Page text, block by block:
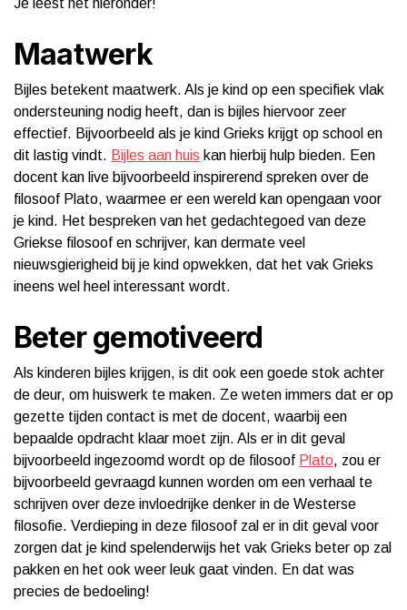
Maatwerk
Bijles betekent maatwerk. Als je kind op een specifiek vlak
ondersteuning nodig heeft, dan is bijles hiervoor zeer
effectief. Bijvoorbeeld als je kind Grieks krijgt op school en
dit lastig vindt. Bijles aan huis kan hierbij hulp bieden. Een
docent kan live bijvoorbeeld inspirerend spreken over de
filosoof Plato, waarmee er een wereld kan opengaan voor
je kind. Het bespreken van het gedachtegoed van deze
Griekse filosoof en schrijver, kan dermate veel
nieuwsgierigheid bij je kind opwekken, dat het vak Grieks
ineens wel heel interessant wordt.
Beter gemotiveerd
Als kinderen bijles krijgen, is dit ook een goede stok achter
de deur, om huiswerk te maken. Ze weten immers dat er op
gezette tijden contact is met de docent, waarbij een
bepaalde opdracht klaar moet zijn. Als er in dit geval
bijvoorbeeld ingezoomd wordt op de filosoof Plato, zou er
bijvoorbeeld gevraagd kunnen worden om een verhaal te
schrijven over deze invloedrijke denker in de Westerse
filosofie. Verdieping in deze filosoof zal er in dit geval voor
zorgen dat je kind spelenderwijs het vak Grieks beter op zal
pakken en het ook weer leuk gaat vinden. En dat was
precies de bedoeling!